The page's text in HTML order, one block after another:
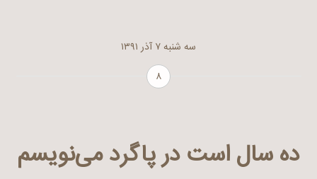
سه شنبه ۷ آذر ۱۳۹۱
۸
ده سال است در پاگرد می‌نویسم